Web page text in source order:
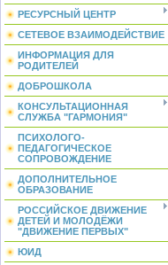
РЕСУРСНЫЙ ЦЕНТР
СЕТЕВОЕ ВЗАИМОДЕЙСТВИЕ
ИНФОРМАЦИЯ ДЛЯ
РОДИТЕЛЕЙ
ДОБРОШКОЛА
КОНСУЛЬТАЦИОННАЯ
СЛУЖБА "ГАРМОНИЯ"
ПСИХОЛОГО-
ПЕДАГОГИЧЕСКОЕ
СОПРОВОЖДЕНИЕ
ДОПОЛНИТЕЛЬНОЕ
ОБРАЗОВАНИЕ
РОССИЙСКОЕ ДВИЖЕНИЕ
ДЕТЕЙ И МОЛОДЁЖИ
"ДВИЖЕНИЕ ПЕРВЫХ"
ЮИД